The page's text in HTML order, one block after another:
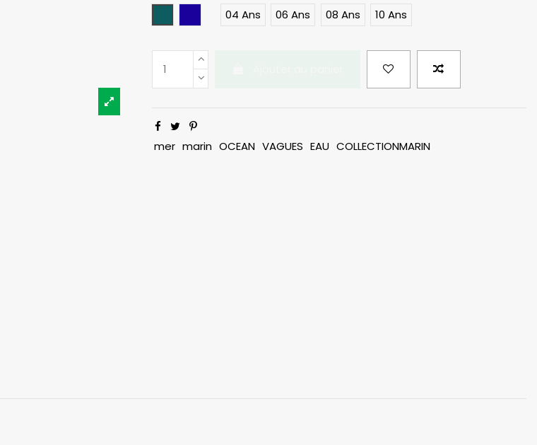
Bleu Marine
04 Ans
06 Ans 08 Ans 10 Ans
mer marin OCEAN VAGUES EAU COLLECTIONMARIN